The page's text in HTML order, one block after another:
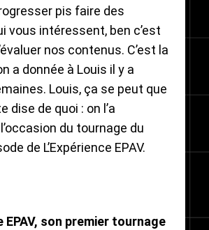
pis faire des
vous intéressent, ben c’est
nos contenus. C’est la
a donnée à Louis il y a
Louis, ça se peut que
dise de quoi : on l’a
du tournage du
de L’Expérience EPAV.
EPAV, son premier tournage